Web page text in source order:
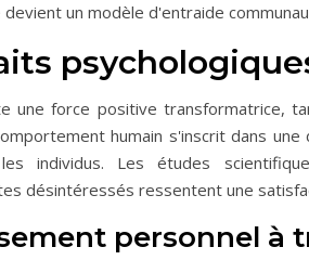
devient un modèle d'entraide
une force positive transformatrice,
humain s'inscrit dans
individus. Les études
désintéressés ressentent une
personnel à